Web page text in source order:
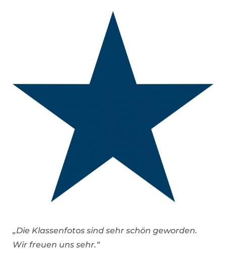
„Die Klassenfotos sind sehr schön geworden.
Wir freuen uns sehr.“